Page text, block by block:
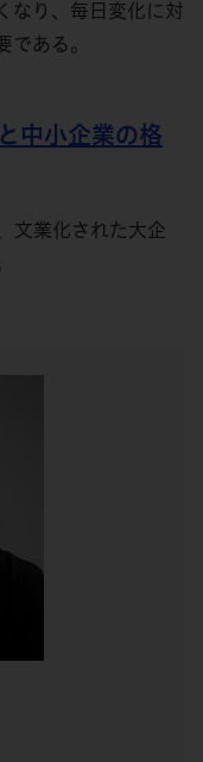
なり、毎日変化に対
である。
中小企業の格
文業化された大企